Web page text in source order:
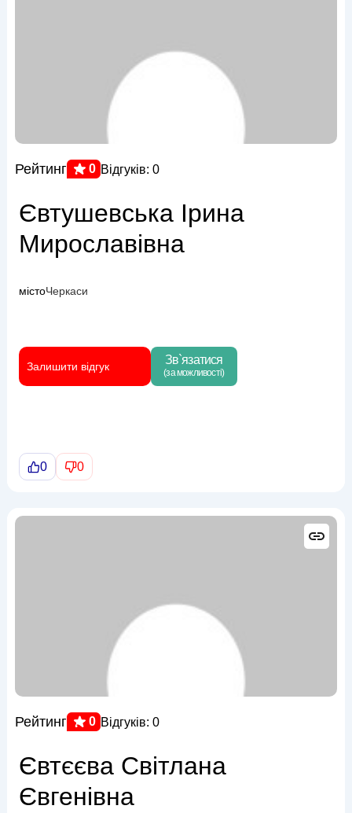
Рейтинг 0 Відгуків: 0
Євтушевська Ірина
Мирославівна
містоЧеркаси
Залишити відгук Зв`язатися
(за можливості)
0 0
Рейтинг 0 Відгуків: 0
Євтєєва Світлана
Євгенівна